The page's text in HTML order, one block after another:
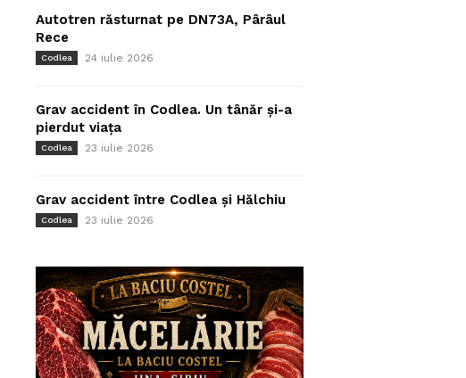
Autotren răsturnat pe DN73A, Pârâul
Rece
Codlea 24 iulie 2026
Grav accident în Codlea. Un tânăr și-a
pierdut viața
Codlea 23 iulie 2026
Grav accident între Codlea și Hălchiu
Codlea 23 iulie 2026